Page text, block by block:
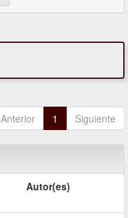
Anterior 1 Siguiente
Autor(es)